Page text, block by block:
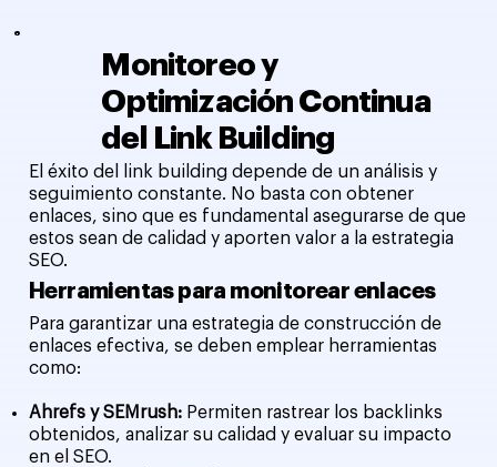
Monitoreo y
Optimización Continua
del Link Building
El éxito del link building depende de un análisis y
seguimiento constante. No basta con obtener
enlaces, sino que es fundamental asegurarse de que
estos sean de calidad y aporten valor a la estrategia
SEO.
Herramientas para monitorear enlaces
Para garantizar una estrategia de construcción de
enlaces efectiva, se deben emplear herramientas
como:
Ahrefs y SEMrush: Permiten rastrear los backlinks
obtenidos, analizar su calidad y evaluar su impacto
en el SEO.